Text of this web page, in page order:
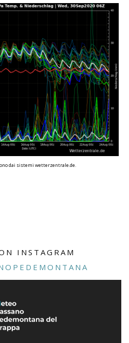
dai sistemi wetterzentrale.de.
INSTAGRAM